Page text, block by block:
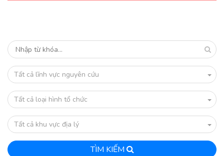
Tất cả lĩnh vực nguyên cứu
Tất cả loại hình tổ chức
Tất cả khu vực địa lý
TÌM KIẾM